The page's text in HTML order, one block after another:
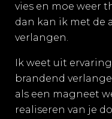
vies en moe weer
dan kan ik met de
verlangen.
Ik weet uit
brandend
als een magneet
realiseren van je